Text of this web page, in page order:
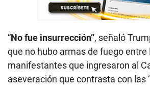
“No fue insurrección”, señaló
que no hubo armas de fuego entre
manifestantes que ingresaron al
aseveración que contrasta con las